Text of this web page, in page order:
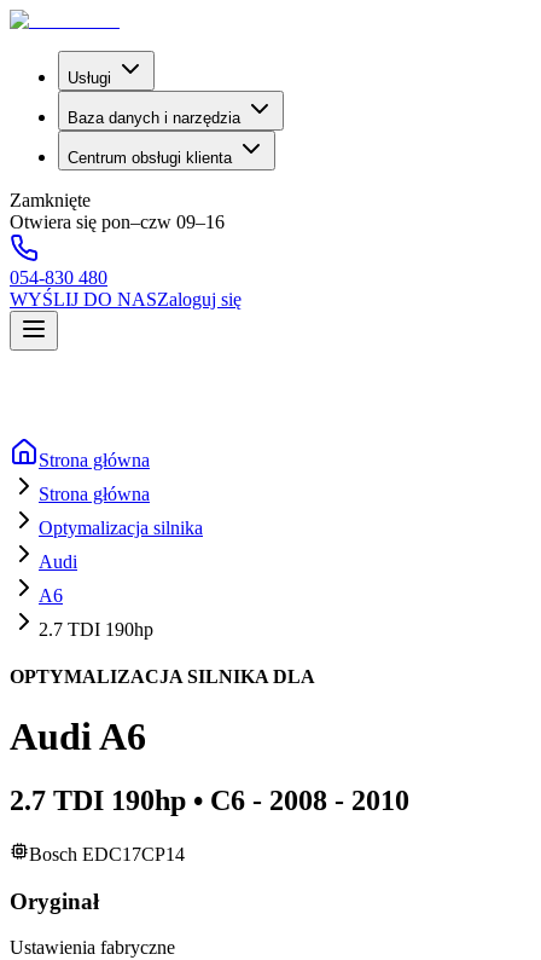
Usługi
Baza danych i narzędzia
Centrum obsługi klienta
Zamknięte
Otwiera się pon–czw 09–16
054-830 480
WYŚLIJ DO NASZaloguj się
Strona główna
Strona główna
Optymalizacja silnika
Audi
A6
2.7 TDI 190hp
OPTYMALIZACJA SILNIKA DLA
AudiA6
2.7 TDI 190hp • C6 - 2008 - 2010
Bosch EDC17CP14
Oryginał
Ustawienia fabryczne